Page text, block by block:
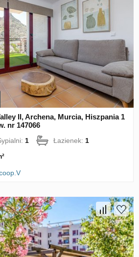
II, Archena, Murcia, Hiszpania 1
nr 147066
1 Łazienek: 1